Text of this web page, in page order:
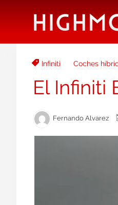
Infiniti Coches
El Infiniti
Fernando Alvarez